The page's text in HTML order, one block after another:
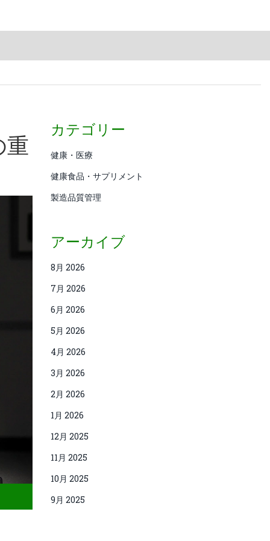
重
カテゴリー
健康・医療
健康食品・サプリメント
製造品質管理
アーカイブ
8月 2026
7月 2026
6月 2026
5月 2026
4月 2026
3月 2026
2月 2026
1月 2026
12月 2025
11月 2025
10月 2025
9月 2025